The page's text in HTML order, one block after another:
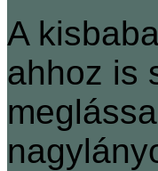
A
ahhoz is